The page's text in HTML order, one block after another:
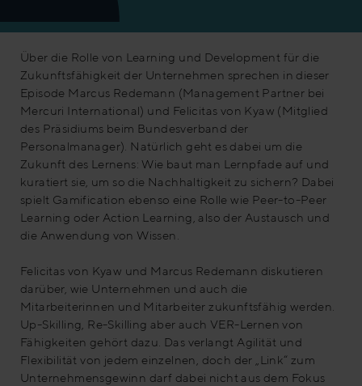
Über die Rolle von Learning und Development für die
Zukunftsfähigkeit der Unternehmen sprechen in dieser
Episode Marcus Redemann (Management Partner bei
Mercuri International) und Felicitas von Kyaw (Mitglied
des Präsidiums beim Bundesverband der
Personalmanager). Natürlich geht es dabei um die
Zukunft des Lernens: Wie baut man Lernpfade auf und
kuratiert sie, um so die Nachhaltigkeit zu sichern? Dabei
spielt Gamification ebenso eine Rolle wie Peer-to-Peer
Learning oder Action Learning, also der Austausch und
die Anwendung von Wissen.
Felicitas von Kyaw und Marcus Redemann diskutieren
darüber, wie Unternehmen und auch die
Mitarbeiterinnen und Mitarbeiter zukunftsfähig werden.
Up-Skilling, Re-Skilling aber auch VER-Lernen von
Fähigkeiten gehört dazu. Das verlangt Agilität und
Flexibilität von jedem einzelnen, doch der „Link“ zum
Unternehmensgewinn darf dabei nicht aus dem Fokus